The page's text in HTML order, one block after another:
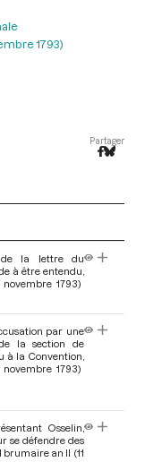
1793)
Partager
de la lettre du
à être entendu,
1793)
par une
la section de
à la Convention,
1793)
Osselin,
se défendre des
an II (11